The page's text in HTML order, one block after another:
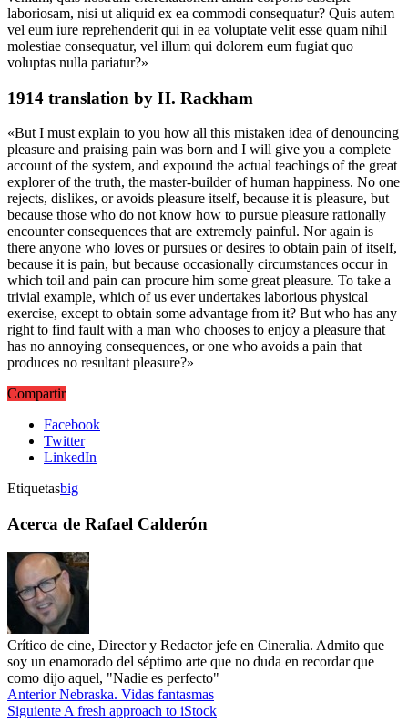
laboriosam, nisi ut aliquid ex ea commodi consequatur? Quis autem
vel eum iure reprehenderit qui in ea voluptate velit esse quam nihil
molestiae consequatur, vel illum qui dolorem eum fugiat quo
voluptas nulla pariatur?»
1914 translation by H. Rackham
«But I must explain to you how all this mistaken idea of denouncing
pleasure and praising pain was born and I will give you a complete
account of the system, and expound the actual teachings of the great
explorer of the truth, the master-builder of human happiness. No one
rejects, dislikes, or avoids pleasure itself, because it is pleasure, but
because those who do not know how to pursue pleasure rationally
encounter consequences that are extremely painful. Nor again is
there anyone who loves or pursues or desires to obtain pain of itself,
because it is pain, but because occasionally circumstances occur in
which toil and pain can procure him some great pleasure. To take a
trivial example, which of us ever undertakes laborious physical
exercise, except to obtain some advantage from it? But who has any
right to find fault with a man who chooses to enjoy a pleasure that
has no annoying consequences, or one who avoids a pain that
produces no resultant pleasure?»
Compartir
Facebook
Twitter
LinkedIn
Etiquetasbig
Acerca de Rafael Calderón
Crítico de cine, Director y Redactor jefe en Cineralia. Admito que
soy un enamorado del séptimo arte que no duda en recordar que
como dijo aquel, "Nadie es perfecto"
AnteriorNebraska. Vidas fantasmas
Siguiente A fresh approach to iStock